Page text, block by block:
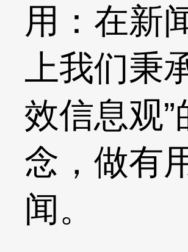
用：在新
上我们秉
效信息观”
念，做有
闻。